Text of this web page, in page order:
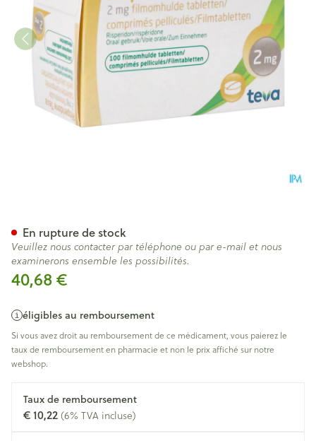
40,68 €
éligibles au remboursement
Si vous avez droit au remboursement de ce médicament, vous paierez le
taux de remboursement en pharmacie et non le prix affiché sur notre
webshop.
Taux de remboursement
€ 10,22 (6% TVA incluse)
En rupture de stock
Veuillez nous contacter par téléphone ou par e-mail et nous
examinerons ensemble les possibilités.